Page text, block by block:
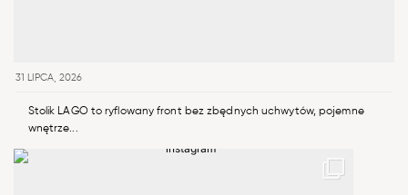
31 LIPCA, 2026
Stolik LAGO to ryflowany front bez zbędnych uchwytów, pojemne
wnętrze...